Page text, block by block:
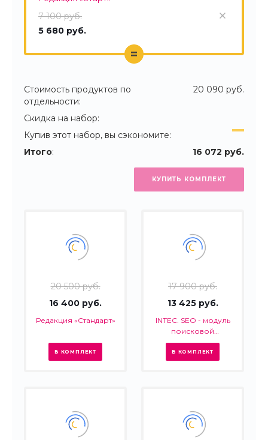
7 100 руб.
5 680 руб.
=
Стоимость продуктов по
отдельности:
20 090 руб.
Скидка на набор:
Купив этот набор, вы сэкономите:
Итого: 16 072 руб.
КУПИТЬ КОМПЛЕКТ
20 500 руб.
16 400 руб.
Редакция «Стандарт»
В КОМПЛЕКТ
17 900 руб.
13 425 руб.
INTEC. SEO - модуль
поисковой
оптимизации: seo -
фильтр, генерация
сео - текстов, H1, мета-
В КОМПЛЕКТ